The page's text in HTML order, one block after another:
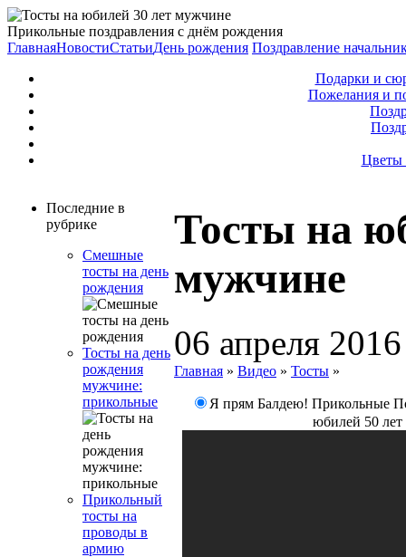
Прикольные поздравления с днём рождения
ГлавнаяНовостиСтатьиДень рождения Поздравление
Подарки и
Пожелания и
Цветы
Последние в
рубрике
Смешные
тосты на день
рождения
Тосты на день
рождения
мужчине:
прикольные
Прикольный
тосты на
проводы в
армию
Тосты на
мужчине
06 апреля 2016
Главная » Видео » Тосты »
Я прям Балдею! Прикольные
юбилей 50